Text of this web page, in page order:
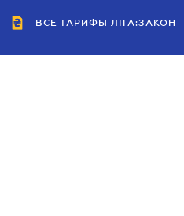
ВСЕ ТАРИФЫ ЛІГА:ЗАКОН